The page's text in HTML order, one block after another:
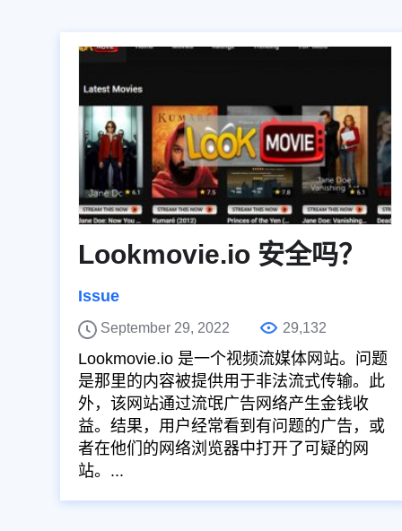
Lookmovie.io 安全吗？
Issue
September 29, 2022 29,132
Lookmovie.io 是一个视频流媒体网站。问题
是那里的内容被提供用于非法流式传输。此
外，该网站通过流氓广告网络产生金钱收
益。结果，用户经常看到有问题的广告，或
者在他们的网络浏览器中打开了可疑的网
站。...